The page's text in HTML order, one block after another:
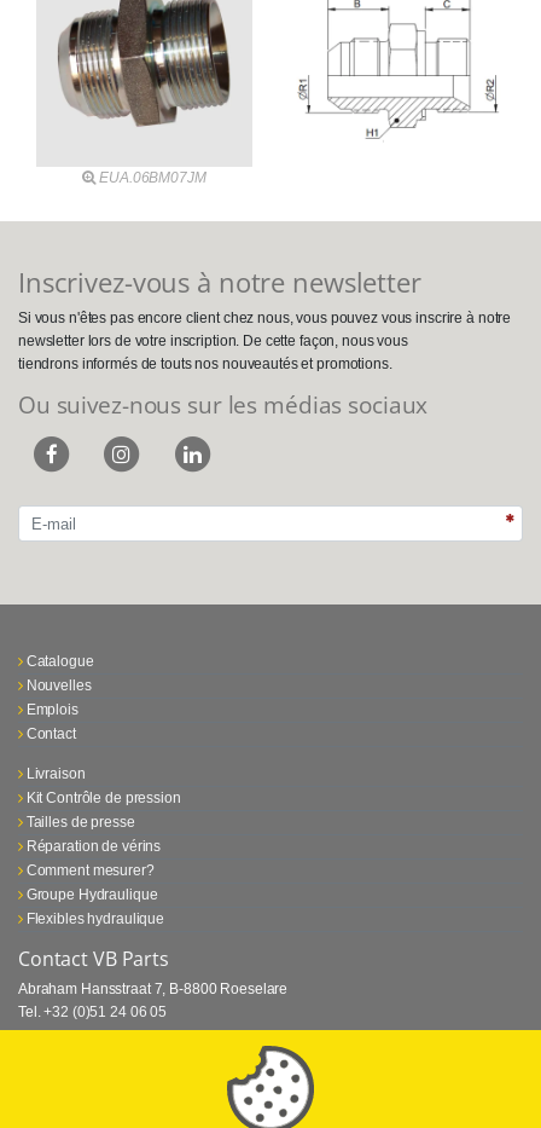
EUA.06BM07JM
Inscrivez-vous à notre newsletter
Si vous n'êtes pas encore client chez nous, vous pouvez vous inscrire à notre
newsletter lors de votre inscription. De cette façon, nous vous
tiendrons informés de touts nos nouveautés et promotions.
Ou suivez-nous sur les médias sociaux
Catalogue
Nouvelles
Emplois
Contact
Livraison
Kit Contrôle de pression
Tailles de presse
Réparation de vérins
Comment mesurer?
Groupe Hydraulique
Flexibles hydraulique
Contact VB Parts
Abraham Hansstraat 7, B-8800 Roeselare
Tel. +32 (0)51 24 06 05
⏳ Dernier mois de promotion Webtec!